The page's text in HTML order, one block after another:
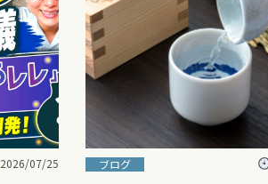
2026/07/25 ブログ